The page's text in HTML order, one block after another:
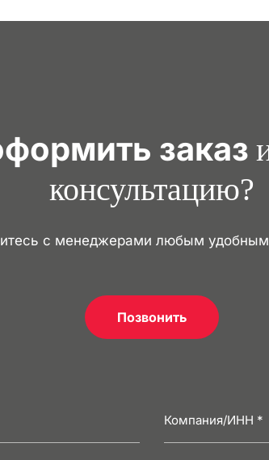
заказ
консультацию?
с менеджерами любым
Позвонить